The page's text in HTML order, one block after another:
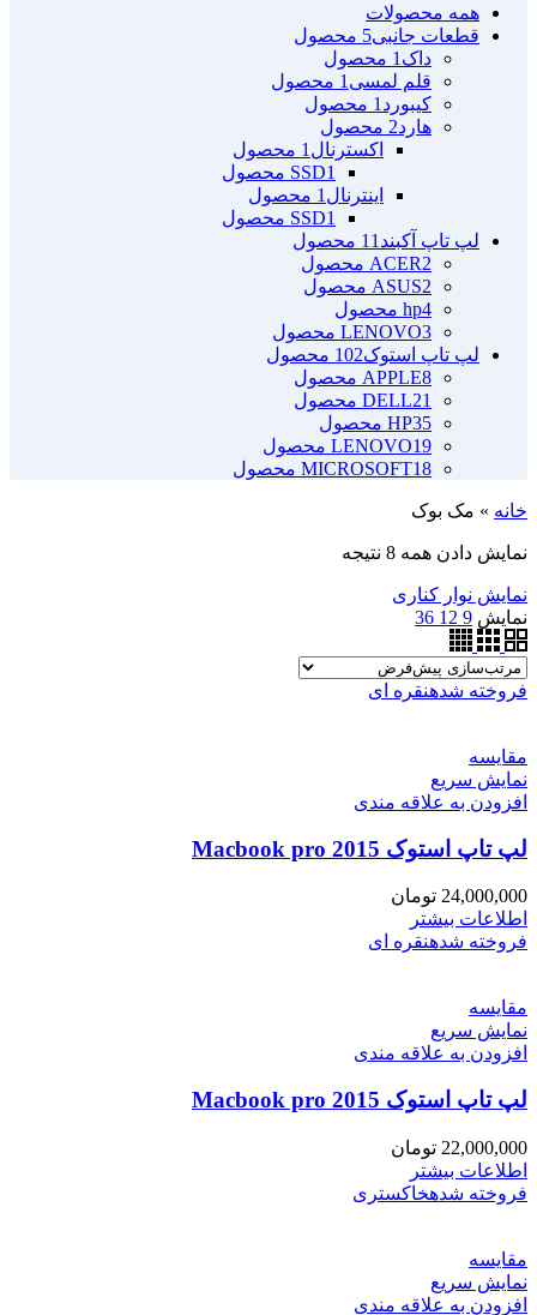
همه محصولات
قطعات جانبی5 محصول
داک 1 محصول
قلم لمسی 1 محصول
کیبورد 1 محصول
هارد2 محصول
اکسترنال 1 محصول
SSD1 محصول
اینترنال 1 محصول
SSD1 محصول
لپ تاپ آکبند 11 محصول
ACER2 محصول
ASUS2 محصول
hp4 محصول
LENOVO3 محصول
لپ تاپ استوک102 محصول
APPLE8 محصول
DELL21 محصول
HP35 محصول
LENOVO19 محصول
MICROSOFT18 محصول
خانه » مک بوک
نمایش دادن همه 8 نتیجه
نمایش نوار کناری
نمایش 9
12
36
فروخته شدهنقره ای
مقايسه
نمایش سریع
افزودن به علاقه مندی
لپ تاپ استوک Macbook pro 2015
24,000,000 تومان
اطلاعات بیشتر
فروخته شدهنقره ای
مقايسه
نمایش سریع
افزودن به علاقه مندی
لپ تاپ استوک Macbook pro 2015
22,000,000 تومان
اطلاعات بیشتر
فروخته شدهخاکستری
مقايسه
نمایش سریع
افزودن به علاقه مندی